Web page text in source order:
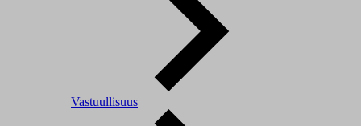
Vastuullisuus